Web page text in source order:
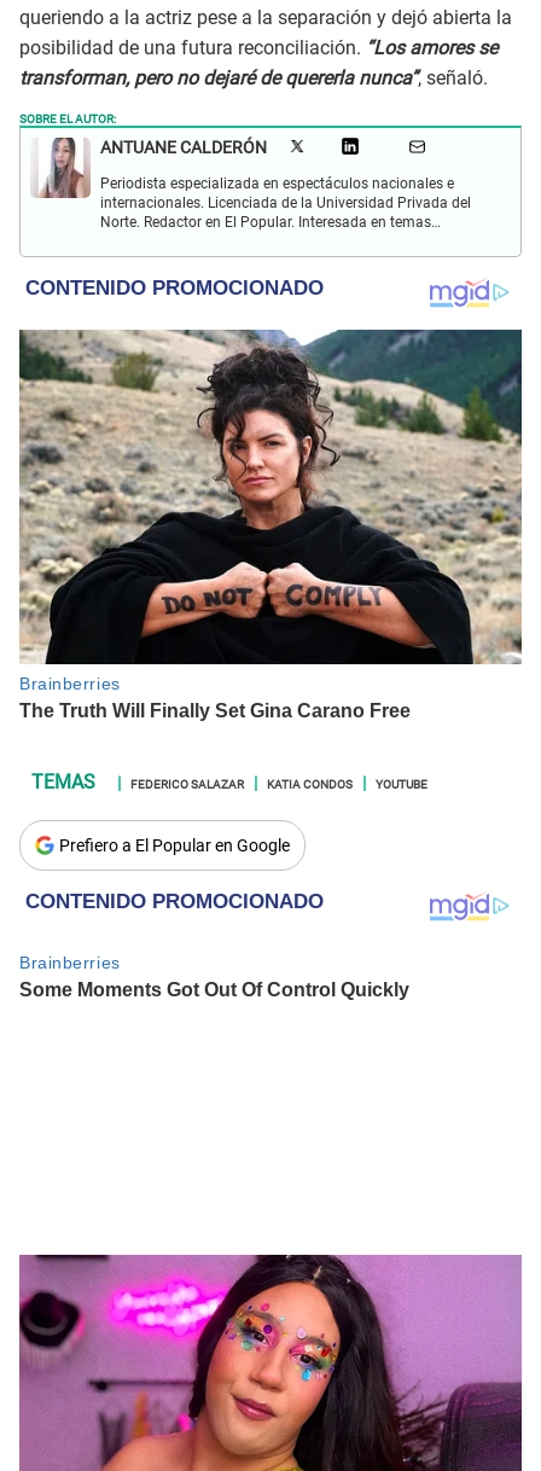
queriendo a la actriz pese a la separación y dejó abierta la
posibilidad de una futura reconciliación. “Los amores se
transforman, pero no dejaré de quererla nunca”, señaló.
SOBRE EL AUTOR:
ANTUANE CALDERÓN
Periodista especializada en espectáculos nacionales e
internacionales. Licenciada de la Universidad Privada del
Norte. Redactor en El Popular. Interesada en temas
y televisión.
FEDERICO SALAZAR KATIA CONDOS YOUTUBE
Prefiero a El Popular en Google